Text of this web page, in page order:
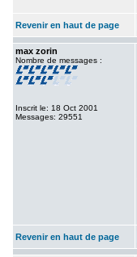
Revenir en haut de page
max zorin
Nombre de messages :
Inscrit le: 18 Oct 2001
Messages: 29551
Revenir en haut de page